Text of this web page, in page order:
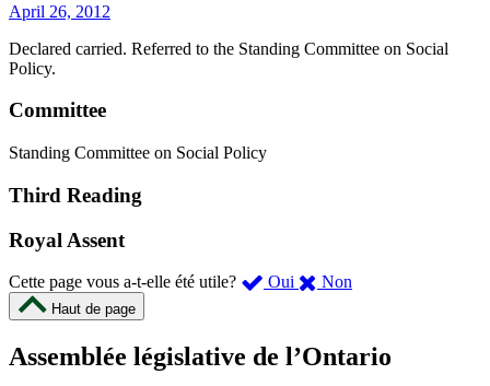
April 26, 2012
Declared carried. Referred to the Standing Committee on Social
Policy.
Committee
Standing Committee on Social Policy
Third Reading
Royal Assent
Cette page vous a-t-elle été utile? Oui ,
été
Non
m’a
Haut de page
Assemblée législative de l’Ontario